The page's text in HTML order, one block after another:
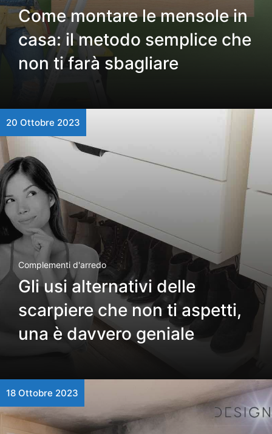
Come montare le mensole in
casa: il metodo semplice che
non ti farà sbagliare
20 Ottobre 2023
Complementi d'arredo
Gli usi alternativi delle
scarpiere che non ti aspetti,
una è davvero geniale
18 Ottobre 2023